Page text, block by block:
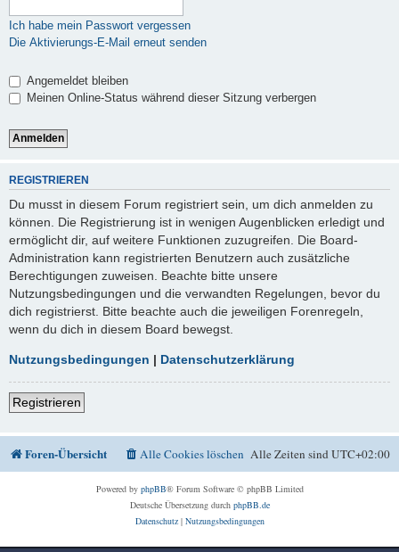
Ich habe mein Passwort vergessen
Die Aktivierungs-E-Mail erneut senden
Angemeldet bleiben
Meinen Online-Status während dieser Sitzung verbergen
REGISTRIEREN
Du musst in diesem Forum registriert sein, um dich anmelden zu
können. Die Registrierung ist in wenigen Augenblicken erledigt und
ermöglicht dir, auf weitere Funktionen zuzugreifen. Die Board-
Administration kann registrierten Benutzern auch zusätzliche
Berechtigungen zuweisen. Beachte bitte unsere
Nutzungsbedingungen und die verwandten Regelungen, bevor du
dich registrierst. Bitte beachte auch die jeweiligen Forenregeln,
wenn du dich in diesem Board bewegst.
Nutzungsbedingungen | Datenschutzerklärung
Registrieren
Foren-Übersicht Alle Zeiten sindUTC+02:00
Alle Cookies löschen
Powered by phpBB® Forum Software © phpBB Limited
Deutsche Übersetzung durch phpBB.de
Datenschutz| Nutzungsbedingungen